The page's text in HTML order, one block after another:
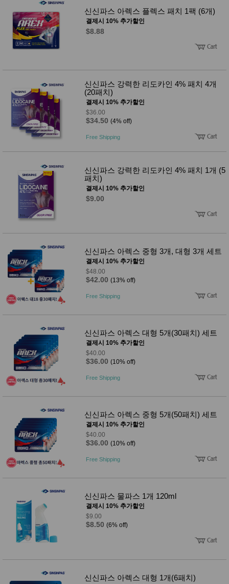
신신파스 아렉스 플렉스 패치 1팩 (6개)
결제시 10% 추가할인
$8.88
신신파스 강력한 리도카인 4% 패치 4개
(20패치)
결제시 10% 추가할인
$36.00
$34.50 (4% off)
Free Shipping
신신파스 강력한 리도카인 4% 패치 1개 (5
패치)
결제시 10% 추가할인
$9.00
신신파스 아렉스 중형 3개, 대형 3개 세트
결제시 10% 추가할인
$48.00
$42.00 (13% off)
Free Shipping
신신파스 아렉스 대형 5개(30패치) 세트
결제시 10% 추가할인
$40.00
$36.00 (10% off)
Free Shipping
신신파스 아렉스 중형 5개(50패치) 세트
결제시 10% 추가할인
$40.00
$36.00 (10% off)
Free Shipping
신신파스 물파스 1개 120ml
결제시 10% 추가할인
$9.00
$8.50 (6% off)
신신파스 아렉스 대형 1개(6패치)